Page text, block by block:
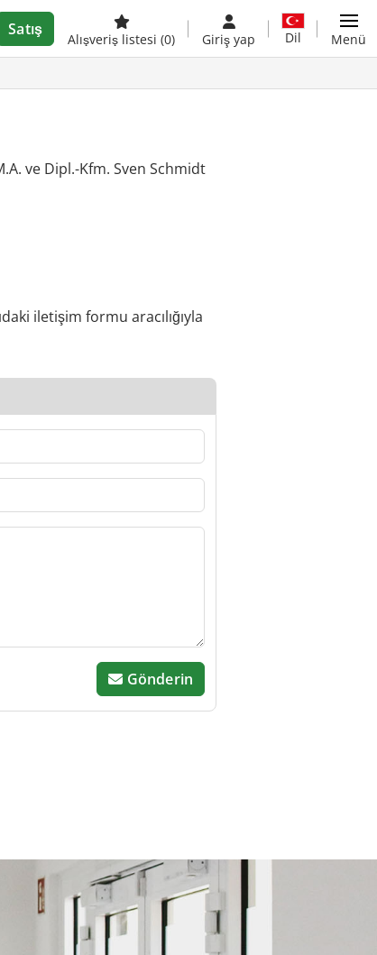
Satış
Alışveriş listesi (0) Giriş yap Dil Menü
ve Dipl.-Kfm. Sven Schmidt
iletişim formu aracılığıyla
Gönderin